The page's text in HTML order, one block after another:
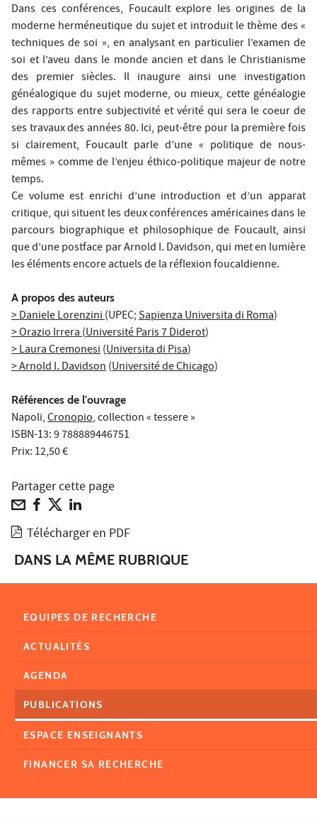
Dans ces conférences, Foucault explore les origines de la
moderne herméneutique du sujet et introduit le thème des «
techniques de soi », en analysant en particulier l’examen de
soi et l’aveu dans le monde ancien et dans le Christianisme
des premier siècles. Il inaugure ainsi une investigation
généalogique du sujet moderne, ou mieux, cette généalogie
des rapports entre subjectivité et vérité qui sera le coeur de
ses travaux des années 80. Ici, peut-être pour la première fois
si clairement, Foucault parle d’une « politique de nous-
mêmes » comme de l’enjeu éthico-politique majeur de notre
temps.
Ce volume est enrichi d’une introduction et d’un apparat
critique, qui situent les deux conférences américaines dans le
parcours biographique et philosophique de Foucault, ainsi
que d’une postface par Arnold I. Davidson, qui met en lumière
les éléments encore actuels de la réflexion foucaldienne.
A propos des auteurs
> Daniele Lorenzini(UPEC;Sapienza Universita di Roma)
> Orazio Irrera(Université Paris 7 Diderot)
> Laura Cremonesi(Universita di Pisa)
> Arnold I. Davidson(Université de Chicago)
Références de l'ouvrage
Napoli,Cronopio, collection « tessere »
ISBN-13: 9 788889446751
Prix: 12,50 €
Partager cette page
Télécharger en PDF
DANS LA MÊME RUBRIQUE
EQUIPES DE RECHERCHE
ACTUALITÉS
AGENDA
PUBLICATIONS
ESPACE ENSEIGNANTS
FINANCER SA RECHERCHE